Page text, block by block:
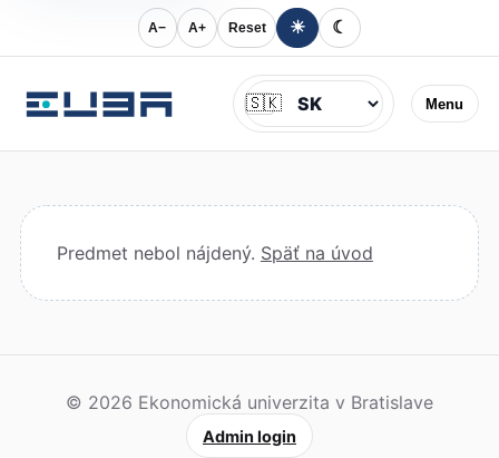
A− A+ Reset ☀ ☾
Menu
Jazyk
🇸🇰
Predmet nebol nájdený. Späť na úvod
© 2026 Ekonomická univerzita v Bratislave
Admin login